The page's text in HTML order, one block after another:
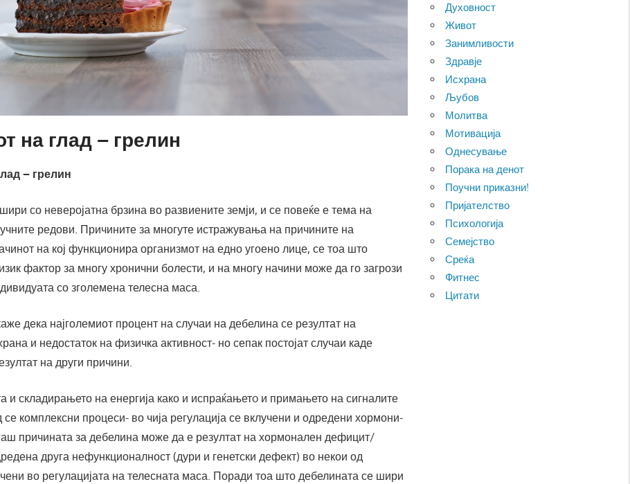
на глад – грелин
– грелин
со неверојатна брзина во развиените земји, и се повеќе е тема на
редови. Причините за многуте истражувања на причините на
на кој функционира организмот на едно угоено лице, се тоа што
фактор за многу хронични болести, и на многу начини може да го загрози
со зголемена телесна маса.
дека најголемиот процент на случаи на дебелина се резултат на
и недостаток на физичка активност- но сепак постојат случаи каде
на други причини.
и складирањето на енергија како и испраќањетo и примањето на сигналите
се комплексни процеси- во чија регулација се вклучени и одредени хормони-
причината за дебелина може да е резултат на хормонален дефицит/
друга нефункционалност (дури и генетски дефект) во некои од
во регулацијата на телесната маса. Поради тоа што дебелината се шири
Духовност
Живот
Занимливости
Здравје
Исхрана
Љубов
Молитва
Мотивација
Однесување
Порака на денот
Поучни приказни!
Пријателство
Психологија
Семејство
Среќа
Фитнес
Цитати